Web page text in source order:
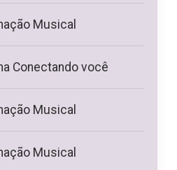
Musical
Conectando você
Musical
Musical